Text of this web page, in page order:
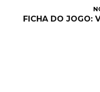
FICHA DO